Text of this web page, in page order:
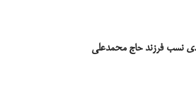
نسب فرزند حاج محمدعلی